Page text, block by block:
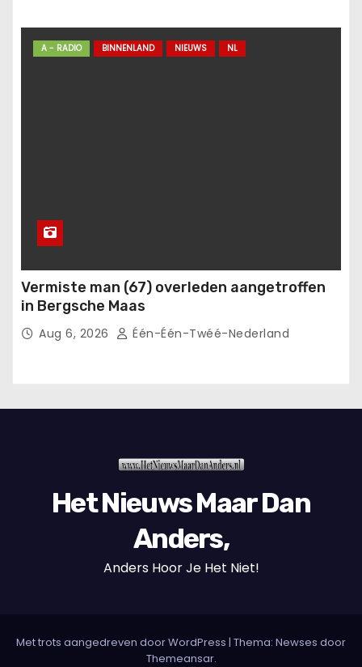
A - RADIO BINNENLAND NIEUWS NL
Vermiste man (67) overleden aangetroffen
in Bergsche Maas
Aug 6, 2026 Één-Één-Twéé-Nederland
Het Nieuws Maar Dan
Anders,
Anders Hoor Je Het Niet!
Met trots aangedreven door WordPress | Thema: Newses door
Themeansar.